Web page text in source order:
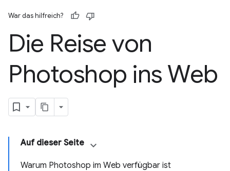
War das hilfreich?
Die Reise von
Photoshop ins Web
Auf dieser Seite
Warum Photoshop im Web verfügbar ist